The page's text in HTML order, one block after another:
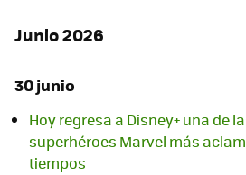
Junio 2026
30 junio
Hoy regresa a Disney+ una de
superhéroes Marvel más
tiempos